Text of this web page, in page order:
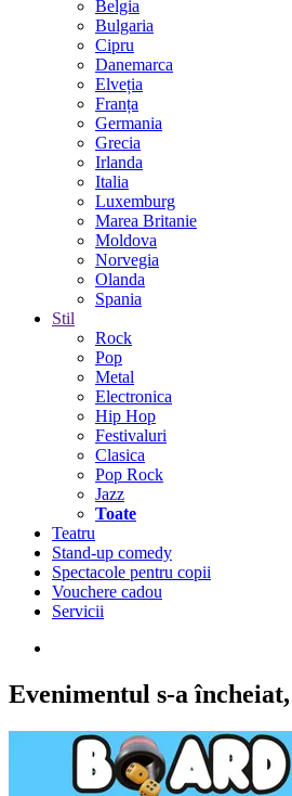
Belgia
Bulgaria
Cipru
Danemarca
Elveția
Franța
Germania
Grecia
Irlanda
Italia
Luxemburg
Marea Britanie
Moldova
Norvegia
Olanda
Spania
Stil
Rock
Pop
Metal
Electronica
Hip Hop
Festivaluri
Clasica
Pop Rock
Jazz
Toate
Teatru
Stand-up comedy
Spectacole pentru copii
Vouchere cadou
Servicii
Evenimentul s-a încheiat,